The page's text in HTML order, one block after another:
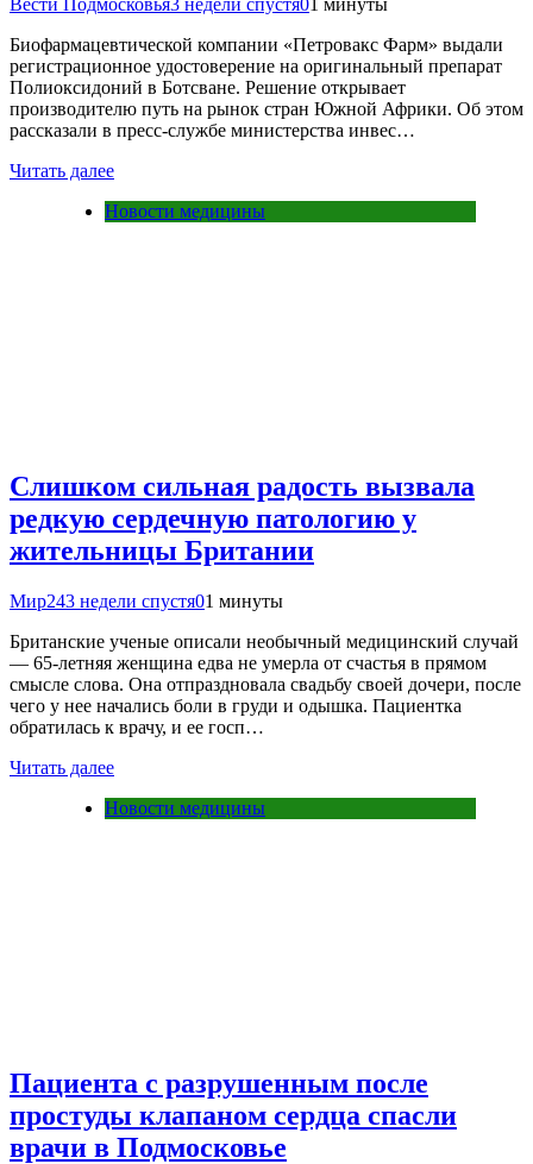
Вести Подмосковья3 недели спустя01 минуты
Биофармацевтической компании «Петровакс Фарм» выдали
регистрационное удостоверение на оригинальный препарат
Полиоксидоний в Ботсване. Решение открывает
производителю путь на рынок стран Южной Африки. Об этом
рассказали в пресс-службе министерства инвес…
Читать далее
Новости медицины
Слишком сильная радость вызвала
редкую сердечную патологию у
жительницы Британии
Мир243 недели спустя01 минуты
Британские ученые описали необычный медицинский случай
— 65-летняя женщина едва не умерла от счастья в прямом
смысле слова. Она отпраздновала свадьбу своей дочери, после
чего у нее начались боли в груди и одышка. Пациентка
обратилась к врачу, и ее госп…
Читать далее
Новости медицины
Пациента с разрушенным после
простуды клапаном сердца спасли
врачи в Подмосковье